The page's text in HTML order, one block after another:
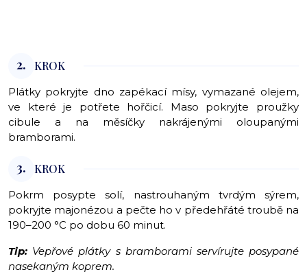
2. KROK
Plátky pokryjte dno zapékací mísy, vymazané olejem,
ve které je potřete hořčicí. Maso pokryjte proužky
cibule a na měsíčky nakrájenými oloupanými
bramborami.
3. KROK
Pokrm posypte solí, nastrouhaným tvrdým sýrem,
pokryjte majonézou a pečte ho v předehřáté troubě na
190–200 °C po dobu 60 minut.
Tip: Vepřové plátky s bramborami servírujte posypané
nasekaným koprem.